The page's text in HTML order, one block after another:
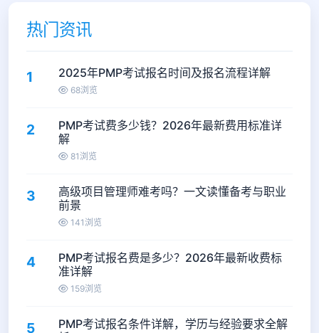
热门资讯
1 2025年PMP考试报名时间及报名流程详解
68浏览
2
PMP考试费多少钱？2026年最新费用标准详
解
81浏览
3
高级项目管理师难考吗？一文读懂备考与职业
前景
141浏览
4
PMP考试报名费是多少？2026年最新收费标
准详解
159浏览
5
PMP考试报名条件详解，学历与经验要求全解